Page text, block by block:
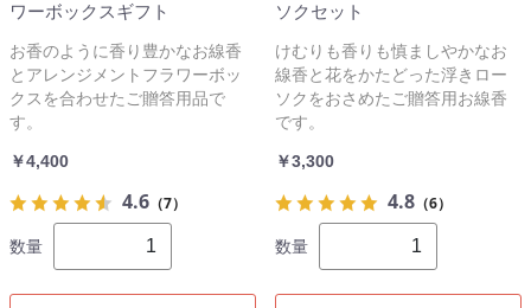
ワーボックスギフト
お香のように香り豊かなお線香
とアレンジメントフラワーボッ
クスを合わせたご贈答用品で
す。
￥4,400
4.6 （7）
数量
ソクセット
けむりも香りも慎ましやかなお
線香と花をかたどった浮きロー
ソクをおさめたご贈答用お線香
です。
￥3,300
4.8 （6）
数量